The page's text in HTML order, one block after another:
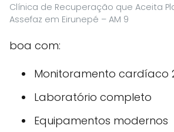
Clínica de Recuperação que Aceita
Assefaz em Eirunepé – AM 9
boa com:
Monitoramento cardíaco
Laboratório completo
Equipamentos modernos